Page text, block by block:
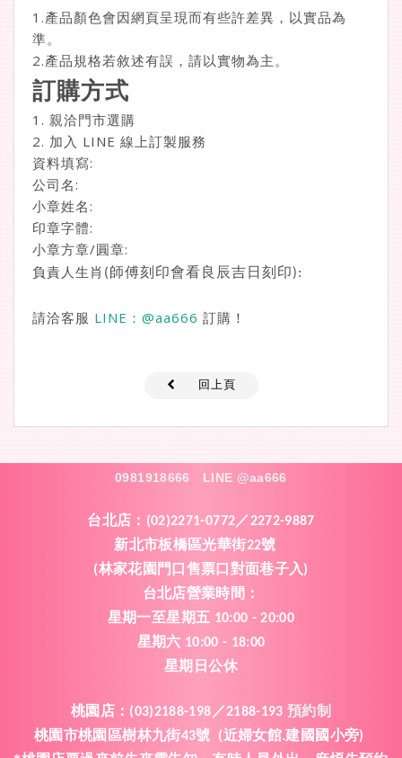
1.產品顏色會因網頁呈現而有些許差異，以實品為
準。
2.產品規格若敘述有誤，請以實物為主。
訂購方式
1. 親洽門市選購
2. 加入 LINE 線上訂製服務
資料填寫:
公司名:
小章姓名:
印章字體:
小章方章/圓章:
負責人生肖 (師傅刻印會看良辰吉日刻印):
請洽客服 LINE： @aa666 訂購！
回上頁
0981918666 LINE @aa666
台北店： (02)2271-0772／2272-9887
新北市板橋區光華街22號
(林家花園門口售票口對面巷子入)
台北店營業時間 ：
星期一至星期五 10:00 - 20:00
星期六 10:00 - 18:00
星期日公休
桃園店： (03)2188-198／2188-193 預約制
桃園市桃園區樹林九街43號 (近婦女館.建國國小旁)